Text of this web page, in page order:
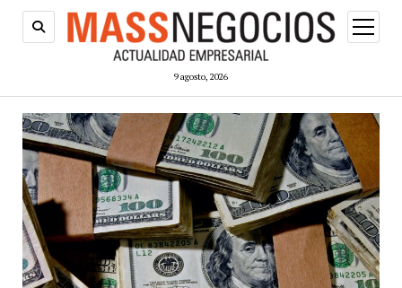
9 agosto, 2026
abrir
menú